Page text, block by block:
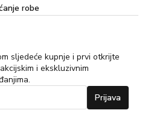
robe
sljedeće kupnje i prvi otkrijte
i ekskluzivnim
Prijava